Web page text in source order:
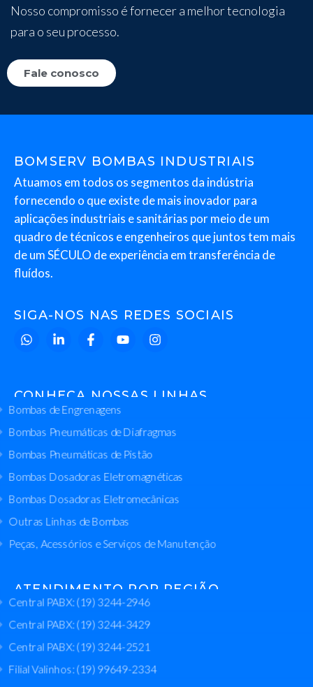
Nosso compromisso é fornecer a melhor tecnologia
para o seu processo.
Fale conosco
BOMSERV BOMBAS INDUSTRIAIS
Atuamos em todos os segmentos da indústria
fornecendo o que existe de mais inovador para
aplicações industriais e sanitárias por meio de um
quadro de técnicos e engenheiros que juntos tem mais
de um SÉCULO de experiência em transferência de
fluídos.
SIGA-NOS NAS REDES SOCIAIS
CONHEÇA NOSSAS LINHAS
Bombas de Engrenagens
Bombas Pneumáticas de Diafragmas
Bombas Pneumáticas de Pistão
Bombas Dosadoras Eletromagnéticas
Bombas Dosadoras Eletromecânicas
Outras Linhas de Bombas
Peças, Acessórios e Serviços de Manutenção
ATENDIMENTO POR REGIÃO
Central PABX: (19) 3244-2946
Central PABX: (19) 3244-3429
Central PABX: (19) 3244-2521
Filial Valinhos: (19) 99649-2334